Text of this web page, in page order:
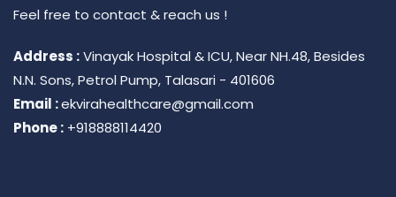
Feel free to contact & reach us !
Address :Vinayak Hospital & ICU, Near NH.48, Besides
N.N. Sons, Petrol Pump, Talasari - 401606
Email :ekvirahealthcare@gmail.com
Phone : +918888114420